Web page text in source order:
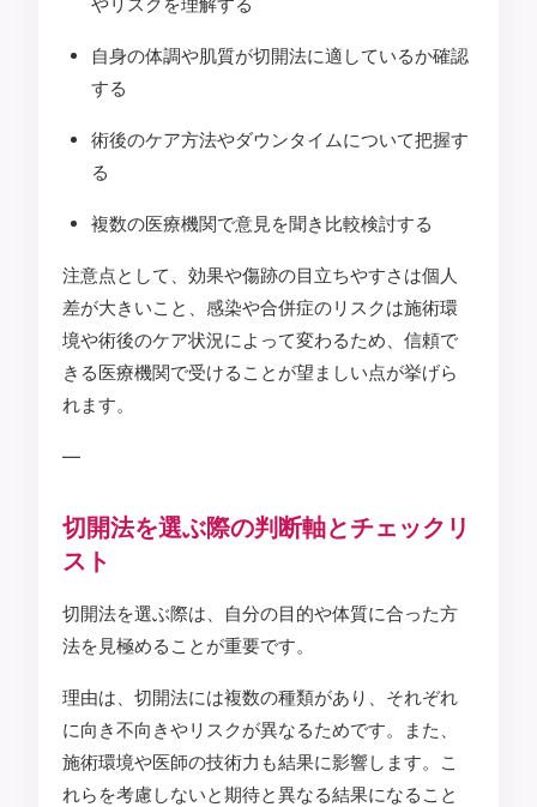
自身の体調や肌質が切開法に適しているか確認
する
術後のケア方法やダウンタイムについて把握す
る
複数の医療機関で意見を聞き比較検討する
注意点として、効果や傷跡の目立ちやすさは個人
差が大きいこと、感染や合併症のリスクは施術環
境や術後のケア状況によって変わるため、信頼で
きる医療機関で受けることが望ましい点が挙げら
れます。
—
切開法を選ぶ際の判断軸とチェックリ
スト
切開法を選ぶ際は、自分の目的や体質に合った方
法を見極めることが重要です。
理由は、切開法には複数の種類があり、それぞれ
に向き不向きやリスクが異なるためです。また、
施術環境や医師の技術力も結果に影響します。こ
れらを考慮しないと期待と異なる結果になること